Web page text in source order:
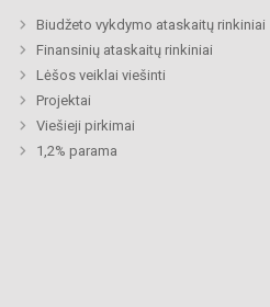
Biudžeto vykdymo ataskaitų rinkiniai
Finansinių ataskaitų rinkiniai
Lėšos veiklai viešinti
Projektai
Viešieji pirkimai
1,2% parama